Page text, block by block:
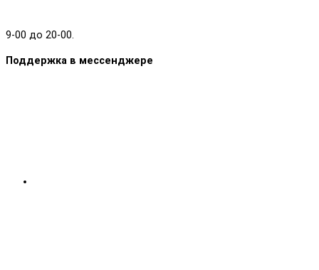
9-00 до 20-00.
Поддержка в мессенджере